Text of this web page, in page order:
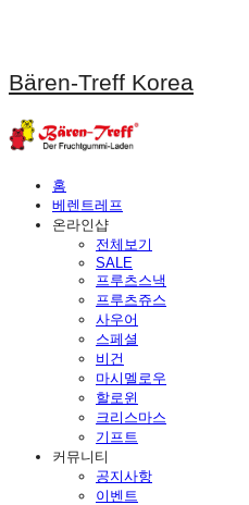
Bären-Treff Korea
홈
베렌트레프
온라인샵
전체보기
SALE
프루츠스낵
프루츠쥬스
사우어
스페셜
비건
마시멜로우
할로윈
크리스마스
기프트
커뮤니티
공지사항
이벤트